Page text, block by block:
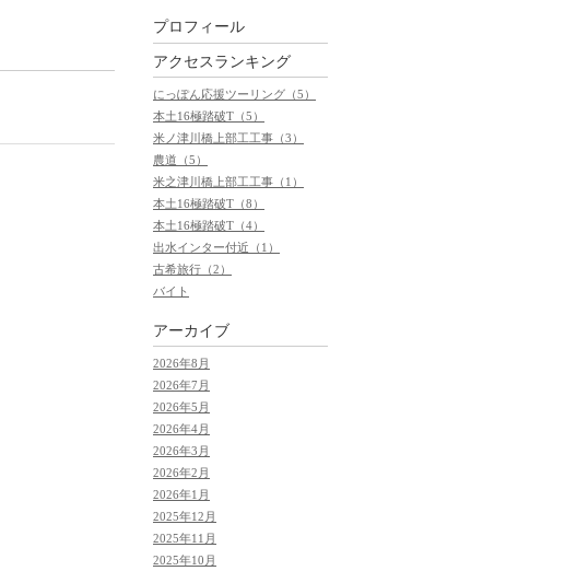
プロフィール
アクセスランキング
にっぽん応援ツーリング（5）
本土16極踏破T（5）
米ノ津川橋上部工工事（3）
農道（5）
米之津川橋上部工工事（1）
本土16極踏破T（8）
本土16極踏破T（4）
出水インター付近（1）
古希旅行（2）
バイト
アーカイブ
2026年8月
2026年7月
2026年5月
2026年4月
2026年3月
2026年2月
2026年1月
2025年12月
2025年11月
2025年10月